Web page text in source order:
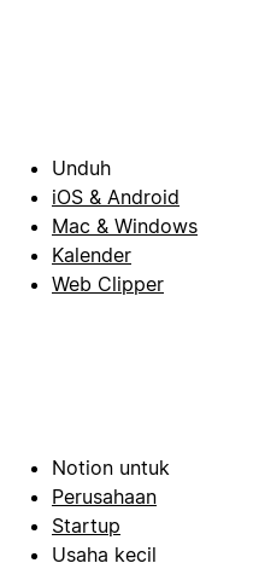
Unduh
iOS & Android
Mac & Windows
Kalender
Web Clipper
Notion untuk
Perusahaan
Startup
Usaha kecil